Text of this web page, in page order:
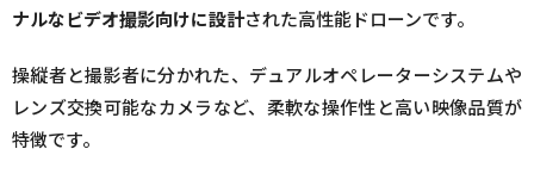
ナルなビデオ撮影向けに設計された高性能ドローンです。
操縦者と撮影者に分かれた、デュアルオペレーターシステムや
レンズ交換可能なカメラなど、柔軟な操作性と高い映像品質が
特徴です。